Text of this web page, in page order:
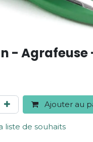
- Agrafeuse
Ajouter au
liste de souhaits